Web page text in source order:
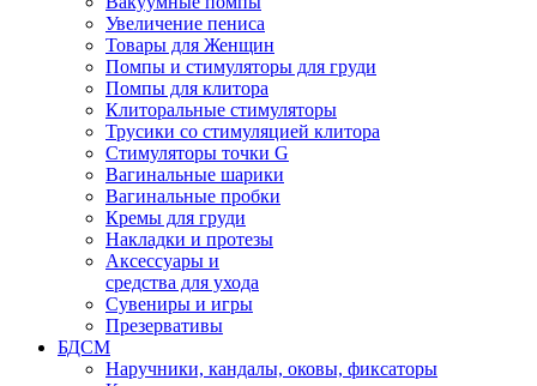
Увеличение пениса
Товары для Женщин
Помпы и стимуляторы для груди
Помпы для клитора
Клиторальные стимуляторы
Трусики со стимуляцией клитора
Стимуляторы точки G
Вагинальные шарики
Вагинальные пробки
Кремы для груди
Накладки и протезы
Аксессуары и
средства для ухода
Сувениры и игры
Презервативы
БДСМ
Наручники, кандалы, оковы, фиксаторы